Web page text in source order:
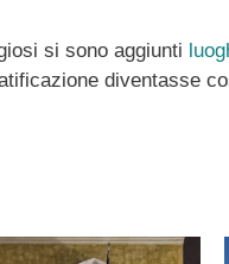
si sono aggiunti
diventasse